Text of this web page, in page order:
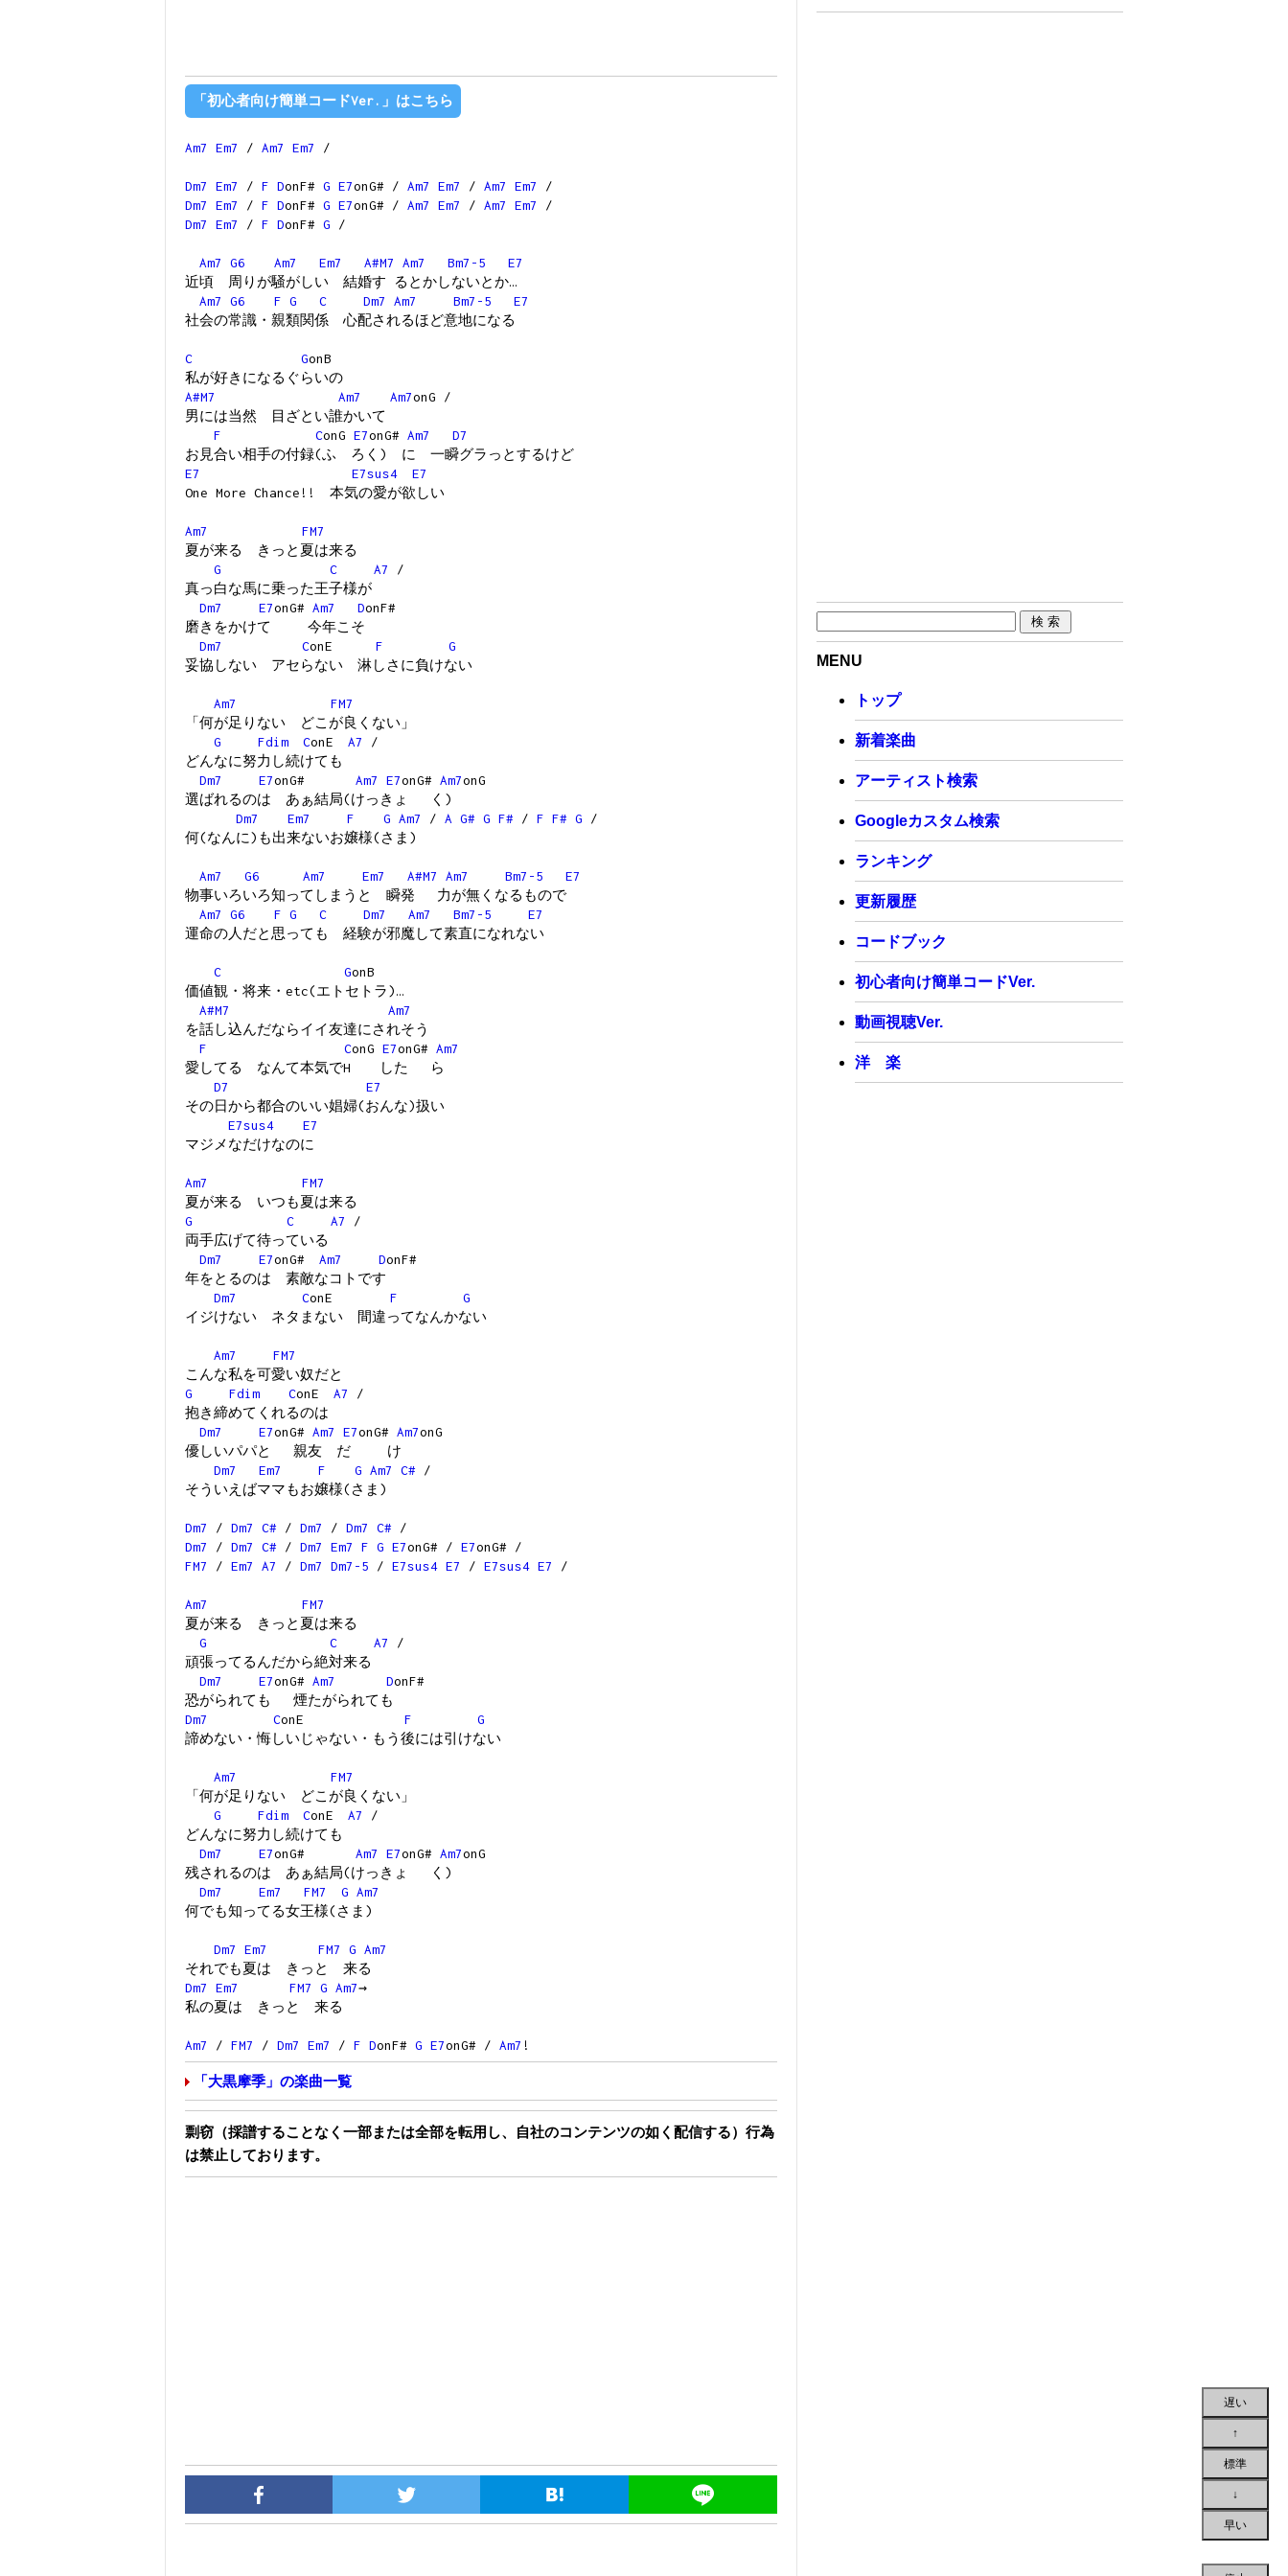
「初心者向け簡単コードVer.」はこちら
Am7 Em7 / Am7 Em7 /
Dm7 Em7 / F DonF# G E7onG# / Am7 Em7 / Am7 Em7
/
Dm7
Em7 / F DonF# G E7onG# / Am7 Em7 / Am7 Em7
/
Dm7
Em7 / F DonF# G /
Am7 G6 Am7 Em7 A#M7 Am7 Bm7-5
E7
近頃 周りが騒がしい 結婚す るとかしないとか…
Am7
G6 F G C Dm7 Am7 Bm7-5
E7
社会の常識・親類関係 心配されるほど意地になる
C GonB
私が好きになるぐらいの
A#M7
Am7 Am7onG /
男には当然 目ざとい誰かいて
F
ConG E7onG# Am7
D7
お見合い相手の付録(ふ ろく) に 一瞬グラっとするけど
E7
E7sus4
E7
One More Chance!! 本気の愛が欲しい
Am7
FM7
夏が来る きっと夏は来る
G
C A7
/
真っ白な馬に乗った王子様が
Dm7
E7onG# Am7 DonF#
磨きをかけて 今年こそ
Dm7
ConE F
G
妥協しない アセらない 淋しさに負けない
Am7
FM7
「何が足りない どこが良くない」
G
Fdim ConE A7
/
どんなに努力し続けても
Dm7
E7onG# Am7 E7onG# Am7onG
選ばれるのは あぁ結局(けっきょ く)
Dm7
Em7 F G Am7 / A G# G F# / F F# G /
何(なんに)も出来ないお嬢様(さま)
Am7 G6 Am7 Em7 A#M7 Am7 Bm7-5
E7
物事いろいろ知ってしまうと 瞬発 力が無くなるもので
Am7
G6 F G C Dm7 Am7 Bm7-5
E7
運命の人だと思っても 経験が邪魔して素直になれない
C GonB
価値観・将来・etc(エトセトラ)…
A#M7
Am7
を話し込んだならイイ友達にされそう
F
ConG E7onG# Am7
愛してる なんて本気でH した ら
D7
E7
その日から都合のいい娼婦(おんな)扱い
E7sus4
E7
マジメなだけなのに
Am7
FM7
夏が来る いつも夏は来る
G
C A7
/
両手広げて待っている
Dm7
E7onG# Am7 DonF#
年をとるのは 素敵なコトです
Dm7
ConE F
G
イジけない ネタまない 間違ってなんかない
Am7
FM7
こんな私を可愛い奴だと
G
Fdim ConE A7
/
抱き締めてくれるのは
Dm7
E7onG# Am7 E7onG# Am7onG
優しいパパと 親友 だ け
Dm7
Em7 F G Am7 C# /
そういえばママもお嬢様(さま)
Dm7 / Dm7 C# / Dm7 / Dm7 C# /
Dm7
/ Dm7 C# / Dm7 Em7 F G E7onG# / E7onG# /
FM7
/ Em7 A7 / Dm7 Dm7-5 / E7sus4 E7 / E7sus4 E7 /
Am7
FM7
夏が来る きっと夏は来る
G
C A7
/
頑張ってるんだから絶対来る
Dm7
E7onG# Am7 DonF#
恐がられても 煙たがられても
Dm7
ConE F
G
諦めない・悔しいじゃない・もう後には引けない
Am7
FM7
「何が足りない どこが良くない」
G
Fdim ConE A7
/
どんなに努力し続けても
Dm7
E7onG# Am7 E7onG# Am7onG
残されるのは あぁ結局(けっきょ く)
Dm7
Em7 FM7 G Am7
何でも知ってる女王様(さま)
Dm7 Em7 FM7 G Am7
それでも夏は きっと 来る
Dm7
Em7 FM7 G Am7→
私の夏は きっと 来る
Am7 / FM7 / Dm7 Em7 / F DonF# G E7onG# / Am7 !
「大黒摩季」の楽曲一覧
剽窃（採譜することなく一部または全部を転用し、自社のコンテンツの如く配信する）行為
は禁止しております。
MENU
トップ
新着楽曲
アーティスト検索
Googleカスタム検索
ランキング
更新履歴
コードブック
初心者向け簡単コードVer.
動画視聴Ver.
洋 楽